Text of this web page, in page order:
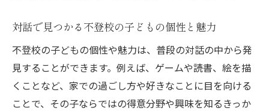
対話で見つかる不登校の子どもの個性と魅力
不登校の子どもの個性や魅力は、普段の対話の中から発
見することができます。例えば、ゲームや読書、絵を描
くことなど、家での過ごし方や好きなことに目を向ける
ことで、その子ならではの得意分野や興味を知るきっか